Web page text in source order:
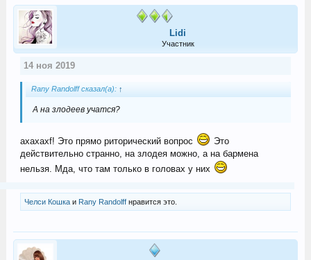
Lidi
Участник
14 ноя 2019
Rany Randolff сказал(а): ↑
А на злодеев учатся?
ахахахf! Это прямо риторический вопрос
Это
действительно странно, на злодея можно, а на бармена
нельзя. Мда, что там только в головах у них
Челси Кошкаи Rany Randolffнравится это.